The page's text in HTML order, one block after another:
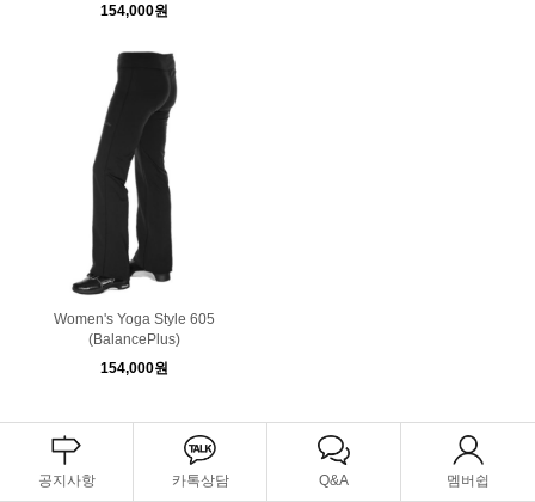
154,000원
Women's Yoga Style 605
(BalancePlus)
154,000원
공지사항 카톡상담 Q&A 멤버쉽